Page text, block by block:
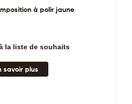
à polir jaune
la liste de souhaits
savoir plus